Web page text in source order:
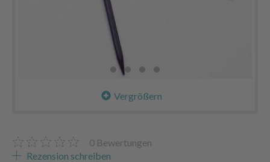
Vergrößern
0 Bewertungen
Rezension schreiben